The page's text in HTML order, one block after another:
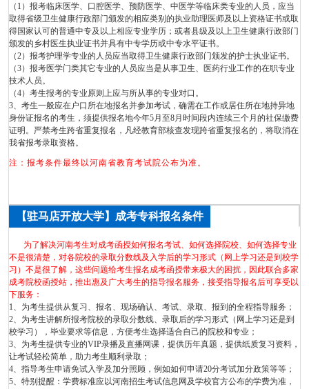
（1）报考临床医学、口腔医学、预防医学、中医学等临床类专业的人员，应当
取得省级卫生健康行政部门颁发的相应类别的执业助理医师及以上资格证书或取
得国家认可的普通中专及以上相应专业学历；或者县级及以上卫生健康行政部门
颁发的乡村医生执业证书并具有中专学历或中专水平证书。
（2）报考护理学专业的人员应当取得卫生健康行政部门颁发的护士执业证书。
（3）报考医学门类其它专业的人员应当是从事卫生、医药行业工作的在职专业
技术人员。
（4）考生报考的专业原则上应与所从事的专业对口。
3、考生一般应在户口所在地报名并参加考试，确需在工作或居住所在地持异地
身份证报名的考生，须提供报名地今年5月至8月时间段内连续三个月的社保缴费
证明。严禁考生跨省重复报名，凡经教育部核查发现跨省重复报名的，将取消在
我省报考录取资格。
注：报考条件最终以河南省教育考试院公布为准。
【驻马店开放大学】成考专科报名条件
为了解决河南考生对成考函授如何报名考试、如何选择院校、如何选择专业
不是很清楚，对各院校的录取分数线及入学后的学习形式（网上学习还是到校学
习）不是很了解，这些问题给考生报名成考函授带来极大的困扰，因此联合多家
成考院校函授站，推出惠及广大考生的指导报名服务，接受指导报名后可享受以
下服务：
1、为考生提供从复习、报名、现场确认、考试、录取、报到的全程指导服务；
2、为考生讲解所报考院校的录取分数线、录取后的学习形式（网上学习还是到
校学习），毕业要求等信息，方便考生选择适合自己的院校和专业；
3、为考生提供专业的VIP录播及直播网课，提供历年真题，提供纸质复习资料，
让考试轻松简单，助力考生顺利录取；
4、指导考生申请免试入学及加分照顾，例如如何申请20分考试加分政策等等；
5、特别提醒：学费标准应以河南招生考试信息网及学校官方公布的学费为准，